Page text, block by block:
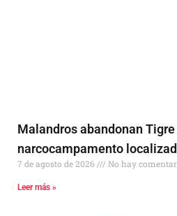
Malandros abandonan
narcocampamento
7 de agosto de 2026 No hay
Leer más »